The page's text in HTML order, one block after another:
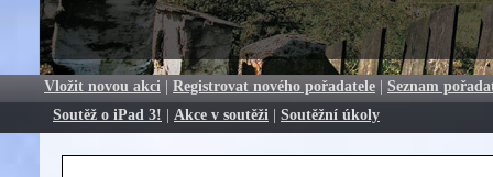
Vložit novou akci | Registrovat nového pořadatele | Seznam
Soutěž o iPad 3! | Akce v soutěži | Soutěžní úkoly